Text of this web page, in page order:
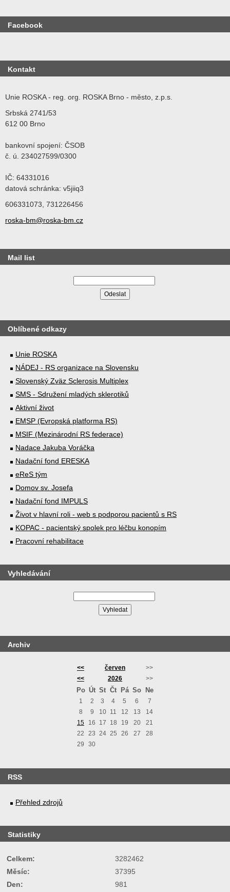
Facebook
Kontakt
Unie ROSKA - reg. org. ROSKA Brno - město, z.p.s.
Srbská 2741/53
612 00 Brno
bankovní spojení: ČSOB
č. ú. 234027599/0300
IČ: 64331016
datová schránka: v5jiiq3
606331073, 731226456
roska-bm@roska-bm.cz
Mail list
Oblíbené odkazy
Unie ROSKA
NÁDEJ - RS organizace na Slovensku
Slovenský Zväz Sclerosis Multiplex
SMS - Sdružení mladých sklerotiků
Aktivní život
EMSP (Evropská platforma RS)
MSIF (Mezinárodní RS federace)
Nadace Jakuba Voráčka
Nadační fond ERESKA
eReS tým
Domov sv. Josefa
Nadační fond IMPULS
Život v hlavní roli - web s podporou pacientů s RS
KOPAC - pacientský spolek pro léčbu konopím
Pracovní rehabilitace
Vyhledávání
Archiv
<< červen
>>
<<
2026 >>
Po Út St Čt Pá So Ne
1 2 3 4 5 6
7
8
9 10 11 12 13
14
15
16 17 18 19 20
21
22
23 24 25 26 27
28
29
30
RSS
Přehled zdrojů
Statistiky
Celkem:
3282462
Měsíc:
37395
Den:
981